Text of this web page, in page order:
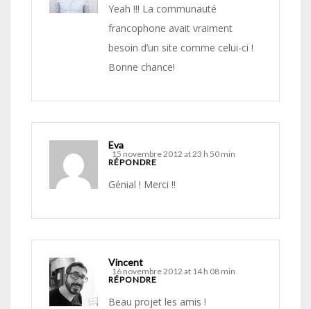
Yeah !!! La communauté
francophone avait vraiment
besoin d’un site comme celui-ci !
Bonne chance!
Eva
15 novembre 2012 at 23 h 50 min
RÉPONDRE
Génial ! Merci !!
Vincent
16 novembre 2012 at 14 h 08 min
RÉPONDRE
Beau projet les amis !